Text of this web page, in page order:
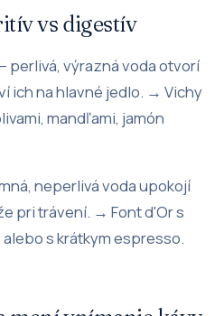
vs digestív
perlivá, výrazná voda otvorí
ich na hlavné jedlo. → Vichy
mandľami, jamón
neperlivá voda upokojí
pri trávení. → Font d'Or s
s krátkym espresso.